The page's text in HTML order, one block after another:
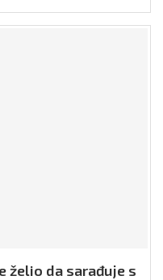
želio da sarađuje s